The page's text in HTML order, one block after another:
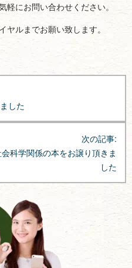
軽にお問い合わせください。
ヤルまでお願い致します。
した
次の記事:
科学関係の本をお譲り頂きま
した